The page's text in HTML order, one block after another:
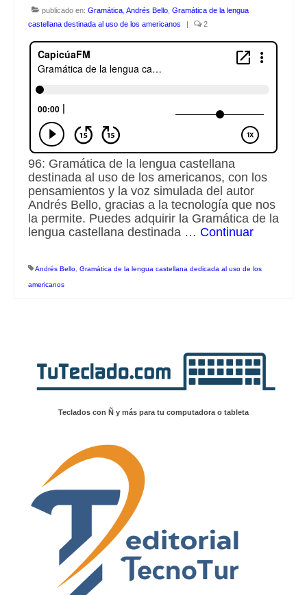
Glosariocastellano.com
Donaciones
Publicidad
Advertising
publicado en: Gramática Andrés Bello Gramática de la lengua
castellana destinada al uso de los americanos
| 2
96: Gramática de la lengua castellana
destinada al uso de los americanos, con los
pensamientos y la voz simulada del autor
Andrés Bello, gracias a la tecnología que nos
la permite. Puedes adquirir la Gramática de la
lengua castellana destinada … Continuar
Andrés Bello Gramática de la lengua castellana dedicada al uso de los
americanos
Teclados con Ñ y más para tu computadora o tableta